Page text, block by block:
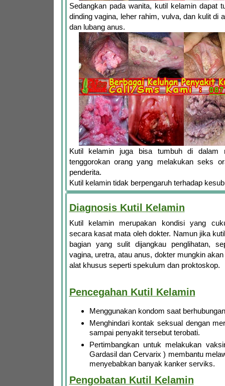
Sedangkan pada wanita, kutil kelamin dapat
dinding vagina, leher rahim, vulva, dan kulit di
dan lubang anus.
Kutil kelamin juga bisa tumbuh di dalam
tenggorokan orang yang melakukan seks
penderita.
Kutil kelamin tidak berpengaruh terhadap
Diagnosis Kutil Kelamin
Kutil kelamin merupakan kondisi yang
secara kasat mata oleh dokter. Namun jika
bagian yang sulit dijangkau penglihatan,
vagina, uretra, atau anus, dokter mungkin
alat khusus seperti spekulum dan proktoskop.
Pencegahan Kutil Kelamin
Menggunakan kondom saat
Menghindari kontak seksual dengan
sampai penyakit tersebut terobati.
Pertimbangkan untuk melakukan
Gardasil dan Cervarix ) membantu
menyebabkan banyak kanker serviks.
Pengobatan Kutil Kelamin